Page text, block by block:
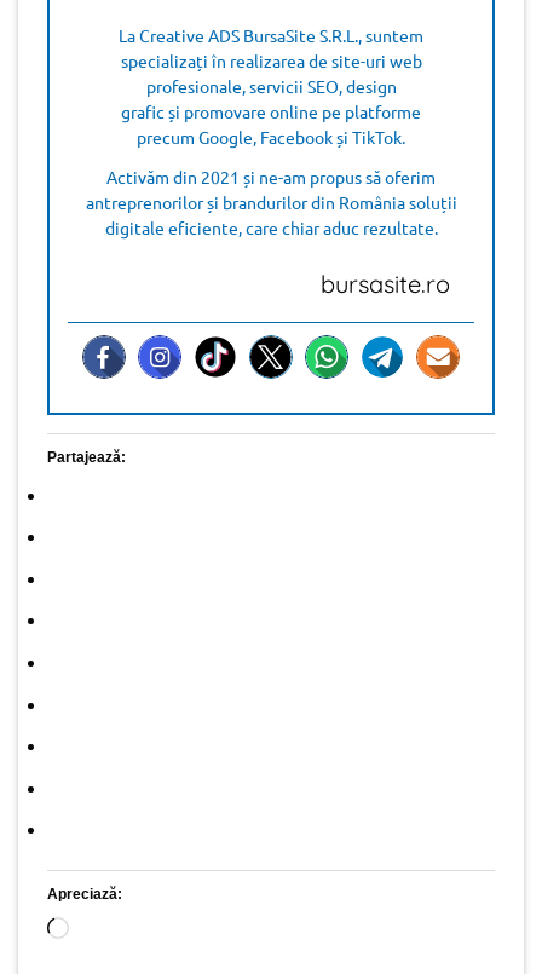
La Creative ADS BursaSite S.R.L., suntem
specializați în realizarea de site-uri web
profesionale, servicii SEO, design
grafic și promovare online pe platforme
precum Google, Facebook și TikTok.
Activăm din 2021 și ne-am propus să oferim
antreprenorilor și brandurilor din România soluții
digitale eficiente, care chiar aduc rezultate.
bursasite.ro
Partajează:
Apreciază:
Încarc...